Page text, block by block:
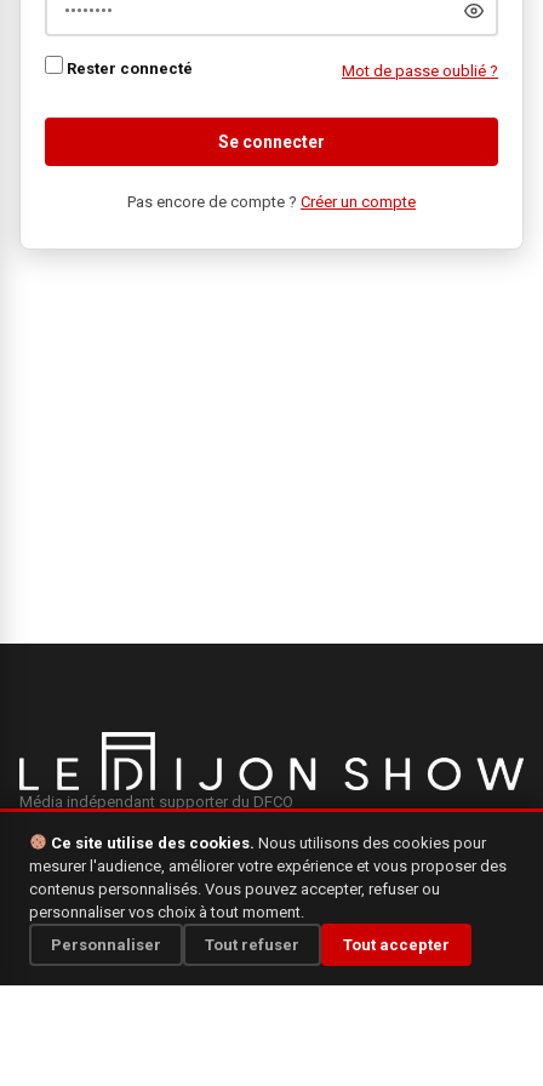
Rester connecté Mot de passe oublié ?
Se connecter
Pas encore de compte ? Créer un compte
Média indépendant supporter du DFCO
INFORMATIONS
Mentions légales
Qui sommes-nous ?
Ce site utilise des cookies. Nous utilisons des cookies pour
mesurer l'audience, améliorer votre expérience et vous proposer des
contenus personnalisés. Vous pouvez accepter, refuser ou
personnaliser vos choix à tout moment.
Personnaliser
Tout refuser Tout accepter